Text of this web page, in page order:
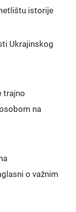
istorije
Ukrajinskog
trajno
na
o važnim